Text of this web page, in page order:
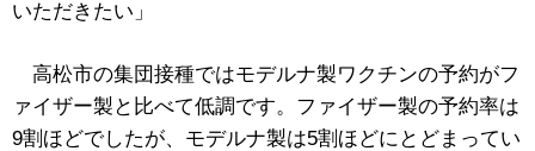
いただきたい」
高松市の集団接種ではモデルナ製ワクチンの予約がフ
ァイザー製と比べて低調です。ファイザー製の予約率は
9割ほどでしたが、モデルナ製は5割ほどにとどまってい